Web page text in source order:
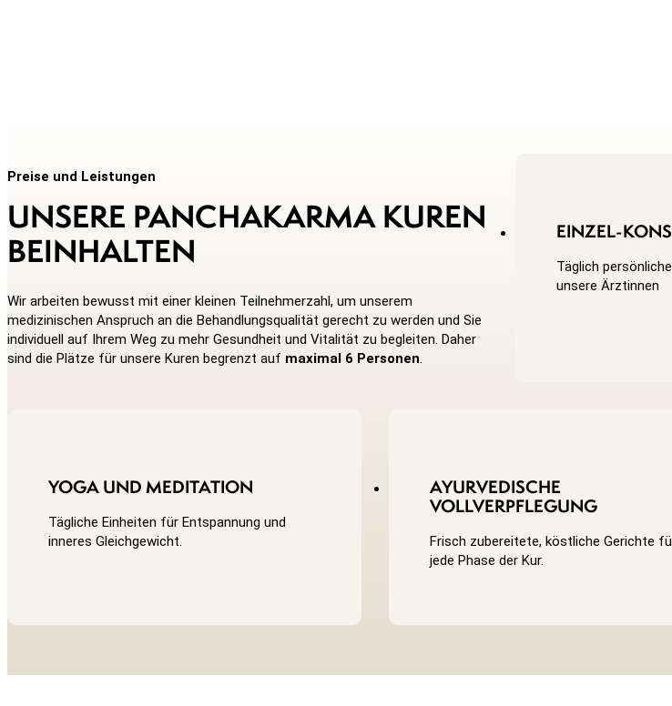
Preise und Leistungen
UNSERE PANCHAKARMA KUREN
BEINHALTEN
Wir arbeiten bewusst mit einer kleinen Teilnehmerzahl, um unserem
medizinischen Anspruch an die Behandlungsqualität gerecht zu werden und Sie
individuell auf Ihrem Weg zu mehr Gesundheit und Vitalität zu begleiten. Daher
sind die Plätze für unsere Kuren begrenzt auf maximal 6 Personen.
EINZEL-
Täglich
unsere Ärztinnen
YOGA UND MEDITATION
Tägliche Einheiten für Entspannung und
inneres Gleichgewicht.
AYURVEDISCHE
VOLLVERPFLEGUNG
Frisch zubereitete, köstliche Gerichte
jede Phase der Kur.